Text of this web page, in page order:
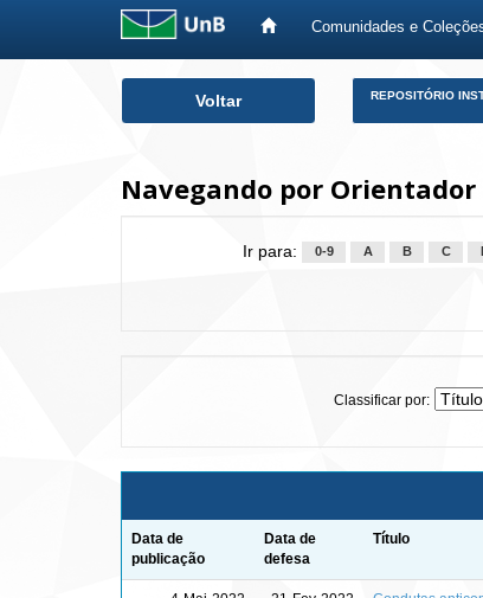
Comunidades e
Voltar REPOSITÓRIO
Navegando por
Ir para: 0-9 A B C
Classificar por:
Data de
publicação
Data de
defesa
Título